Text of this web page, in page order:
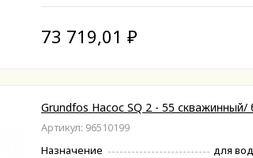
73 719,01 ₽
Grundfos Насос SQ 2 - 55 скважинный/
Артикул: 96510199
Назначение для